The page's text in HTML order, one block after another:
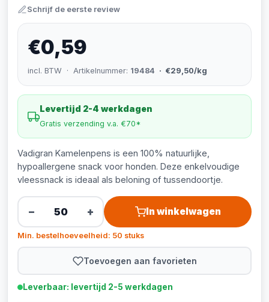
Schrijf de eerste review
€0,59
incl. BTW · Artikelnummer: 19484 · €29,50/kg
Levertijd 2-4 werkdagen
Gratis verzending v.a. €70*
Vadigran Kamelenpens is een 100% natuurlijke,
hypoallergene snack voor honden. Deze enkelvoudige
vleessnack is ideaal als beloning of tussendoortje.
− + In winkelwagen
Min. bestelhoeveelheid: 50 stuks
Toevoegen aan favorieten
Leverbaar: levertijd 2-5 werkdagen